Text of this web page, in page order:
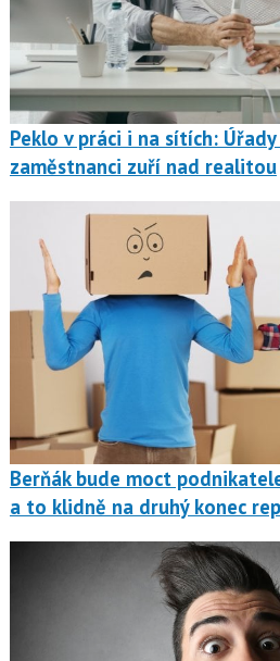
Peklo v práci i na sítích:
zaměstnanci zuří nad realitou
Berňák bude moct
a to klidně na druhý konec